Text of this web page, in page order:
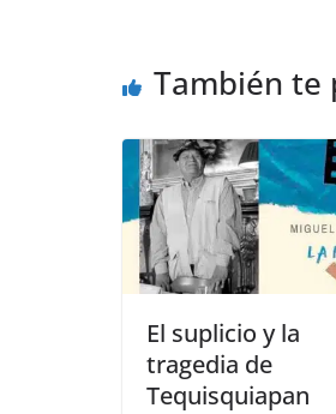
o
k
También te
El suplicio y la
tragedia de
Tequisquiapan